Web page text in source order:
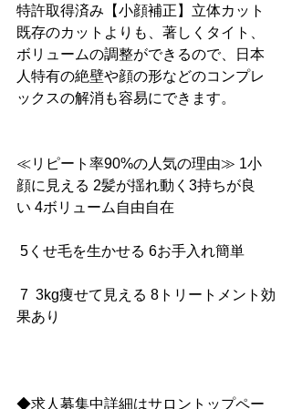
特許取得済み【小顔補正】立体カット
既存のカットよりも、著しくタイト、
ボリュームの調整ができるので、日本
人特有の絶壁や顔の形などのコンプレ
ックスの解消も容易にできます。
≪リピート率90%の人気の理由≫ 1小
顔に見える 2髪が揺れ動く3持ちが良
い 4ボリューム自由自在
5くせ毛を生かせる 6お手入れ簡単
7  3kg痩せて見える 8トリートメント効
果あり
◆求人募集中詳細はサロントップペー